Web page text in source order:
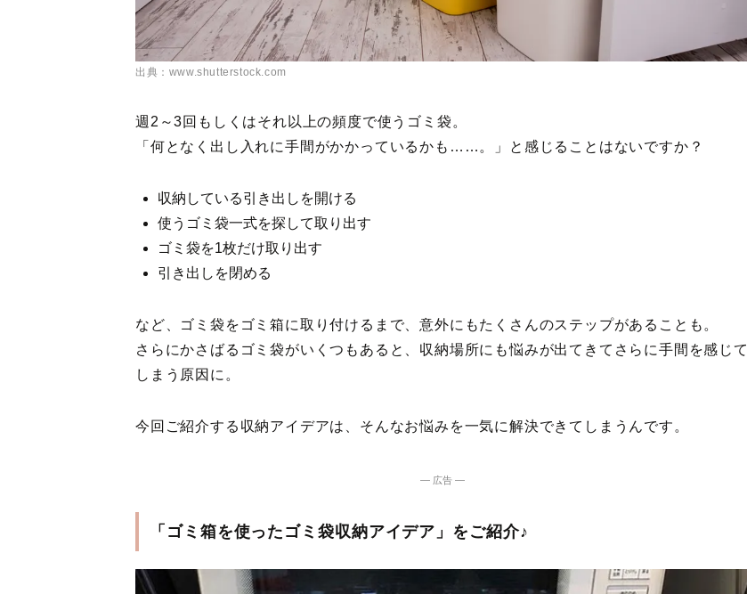
出典：www.shutterstock.com
週2～3回もしくはそれ以上の頻度で使うゴミ袋。
「何となく出し入れに手間がかかっているかも……。」と感じることはないですか？
収納している引き出しを開ける
使うゴミ袋一式を探して取り出す
ゴミ袋を1枚だけ取り出す
引き出しを閉める
など、ゴミ袋をゴミ箱に取り付けるまで、意外にもたくさんのステップがあることも。
さらにかさばるゴミ袋がいくつもあると、収納場所にも悩みが出てきてさらに手間を感じて
しまう原因に。
今回ご紹介する収納アイデアは、そんなお悩みを一気に解決できてしまうんです。
― 広告 ―
「ゴミ箱を使ったゴミ袋収納アイデア」をご紹介♪